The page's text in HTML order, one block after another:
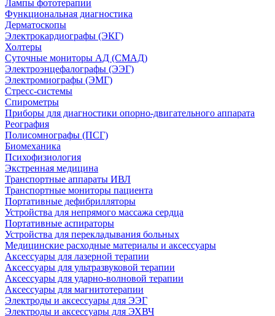
Лампы фототерапии
Функциональная диагностика
Дерматоскопы
Электрокардиографы (ЭКГ)
Холтеры
Суточные мониторы АД (СМАД)
Электроэнцефалографы (ЭЭГ)
Электромиографы (ЭМГ)
Стресс-системы
Спирометры
Приборы для диагностики опорно-двигательного аппарата
Реография
Полисомнографы (ПСГ)
Биомеханика
Психофизиология
Экстренная медицина
Транспортные аппараты ИВЛ
Транспортные мониторы пациента
Портативные дефибрилляторы
Устройства для непрямого массажа сердца
Портативные аспираторы
Устройства для перекладывания больных
Медицинские расходные материалы и аксессуары
Аксессуары для лазерной терапии
Аксессуары для ультразвуковой терапии
Аксессуары для ударно-волновой терапии
Аксессуары для магнитотерапии
Электроды и аксессуары для ЭЭГ
Электроды и аксессуары для ЭХВЧ